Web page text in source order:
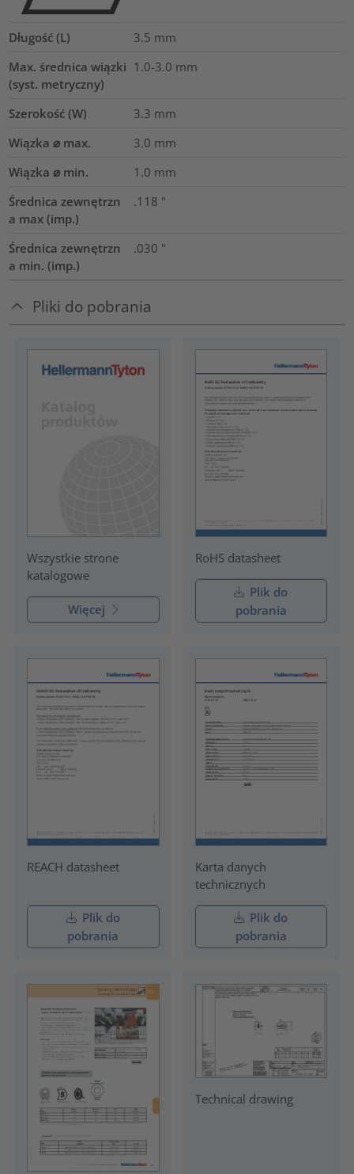
Długość (L) 3.5 mm
Max. średnica wiązki
(syst. metryczny)
1.0-3.0 mm
Szerokość (W) 3.3 mm
Wiązka ⌀ max.
3.0 mm
Wiązka ⌀ min.
1.0 mm
Średnica zewnętrzn
a max (imp.)
.118 "
Średnica zewnętrzn
a min. (imp.)
.030 "
Pliki do pobrania
Wszystkie strone
katalogowe
Więcej
RoHS datasheet
Plik do
pobrania
REACH datasheet
Plik do
pobrania
Karta danych
technicznych
Plik do
pobrania
Technical drawing